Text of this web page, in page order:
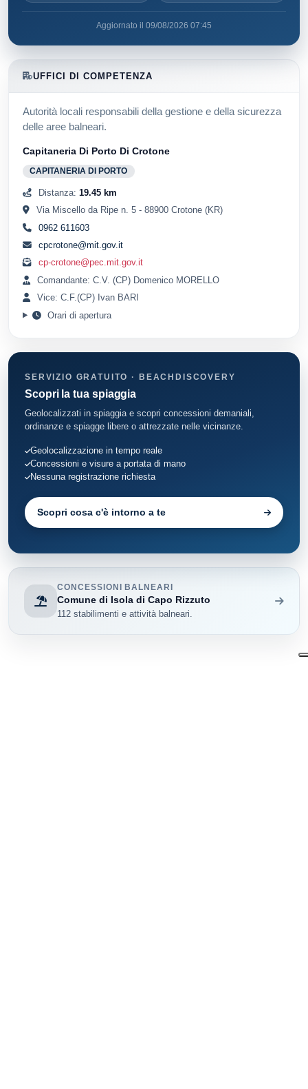
Aggiornato il 09/08/2026 07:45
UFFICI DI COMPETENZA
Autorità locali responsabili della gestione e della sicurezza
delle aree balneari.
Capitaneria Di Porto Di Crotone
CAPITANERIA DI PORTO
Distanza: 19.45 km
Via Miscello da Ripe n. 5 - 88900 Crotone (KR)
0962 611603
cpcrotone@mit.gov.it
cp-crotone@pec.mit.gov.it
Comandante: C.V. (CP) Domenico MORELLO
Vice: C.F.(CP) Ivan BARI
Orari di apertura
SERVIZIO GRATUITO · BEACHDISCOVERY
Scopri la tua spiaggia
Geolocalizzati in spiaggia e scopri concessioni demaniali,
ordinanze e spiagge libere o attrezzate nelle vicinanze.
Geolocalizzazione in tempo reale
Concessioni e visure a portata di mano
Nessuna registrazione richiesta
Scopri cosa c'è intorno a te
CONCESSIONI BALNEARI
Comune di Isola di Capo Rizzuto
112 stabilimenti e attività balneari.